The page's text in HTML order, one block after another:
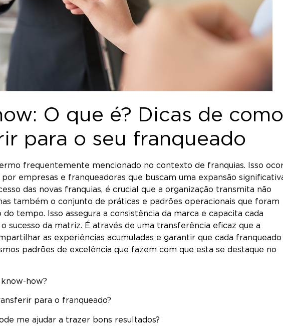
O que é? Dicas de como
para o seu franqueado
frequentemente mencionado no contexto de franquias. Isso
empresas e franqueadoras que buscam uma expansão
das novas franquias, é crucial que a organização transmita não
também o conjunto de práticas e padrões operacionais que foram
do tempo. Isso assegura a consistência da marca e capacita cada
sucesso da matriz. É através de uma transferência eficaz que a
as experiências acumuladas e garantir que cada franqueado
padrões de excelência que fazem com que esta se destaque no
how?
para o franqueado?
me ajudar a trazer bons resultados?